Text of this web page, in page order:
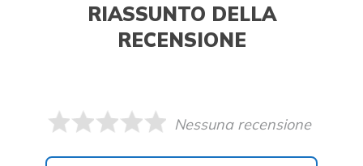
RIASSUNTO DELLA
RECENSIONE
Nessuna recensione